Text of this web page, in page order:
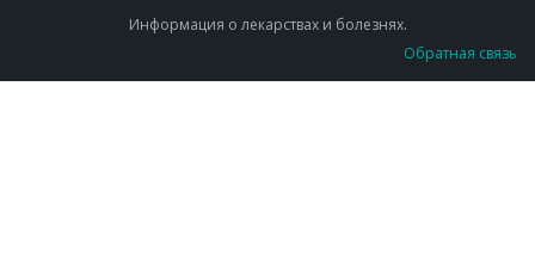
Информация о лекарствах и болезнях.
Обратная связь